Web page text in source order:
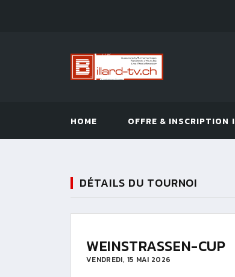
HOME OFFRE & INSCRIPTION !
DÉTAILS DU TOURNOI
WEINSTRASSEN-CUP
VENDREDI, 15 MAI 2026